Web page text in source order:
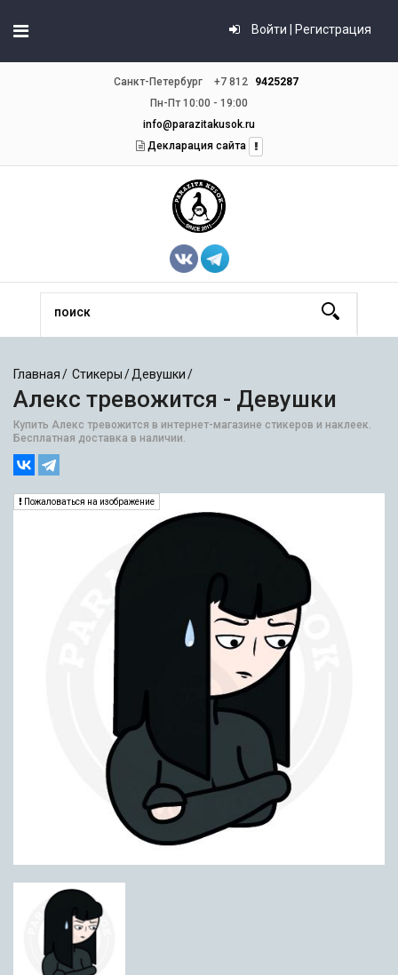
Войти | Регистрация
Санкт-Петербург +7 812
9425287
Пн-Пт 10:00 - 19:00
info@parazitakusok.ru
Декларация сайта
Главная Стикеры Девушки
Алекс тревожится - Девушки
Купить Алекс тревожится в интернет-магазине стикеров и наклеек.
Бесплатная доставка в наличии.
Пожаловаться на изображение